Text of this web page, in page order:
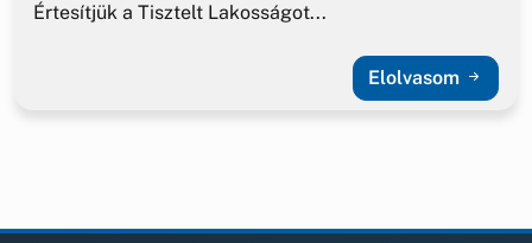
Értesítjük a Tisztelt Lakosságot...
Elolvasom